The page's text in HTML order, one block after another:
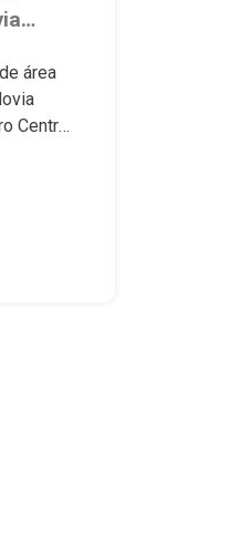
-
área
Centro,
a
para